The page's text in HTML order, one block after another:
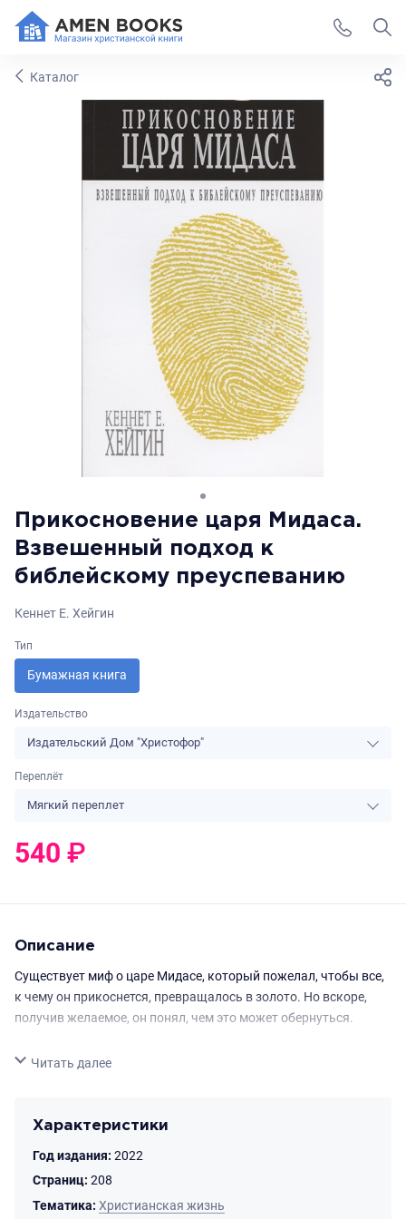
Каталог
Прикосновение царя Мидаса.
Взвешенный подход к
библейскому преуспеванию
Кеннет Е. Хейгин
Тип
Бумажная книга
Издательство
Издательский Дом "Христофор"
Переплёт
Мягкий переплет
540 ₽
Описание
Существует миф о царе Мидасе, который пожелал, чтобы все,
к чему он прикоснется, превращалось в золото. Но вскоре,
получив желаемое, он понял, чем это может обернуться.
часто касался вопроса о преуспевании. В своей новой книге
жизни.
бедности или «Евангелия преуспевания», не основанные на
Священном Писании сталкивают христиан с дороги на одну из
Свернуть
Читать далее
Характеристики
Год издания: 2022
Страниц: 208
Тематика: Христианская жизнь